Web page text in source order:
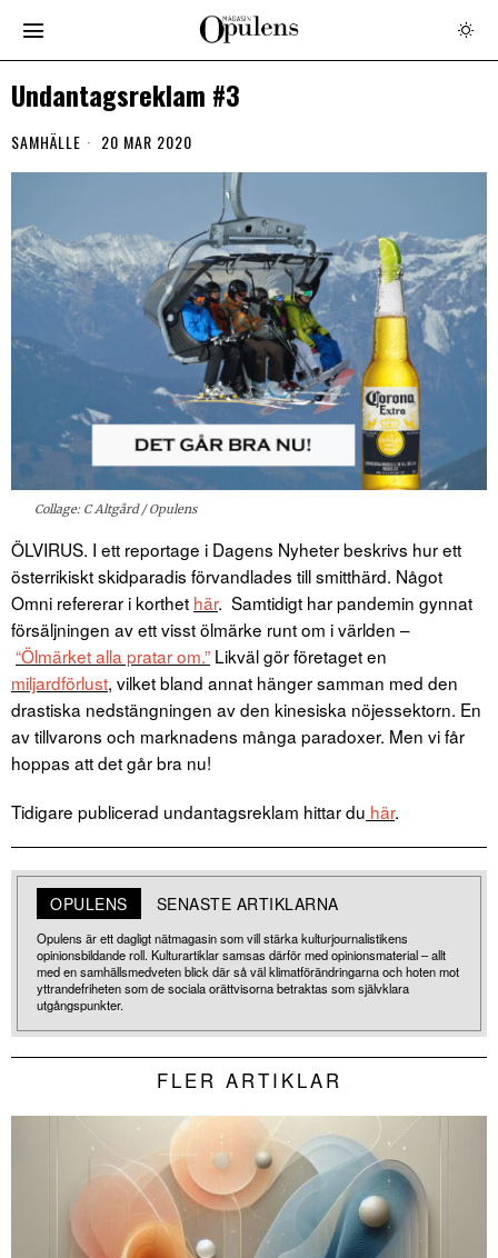
Undantagsreklam #3
SAMHÄLLE 20 MAR 2020
Collage: C Altgård / Opulens
ÖLVIRUS. I ett reportage i Dagens Nyheter beskrivs hur ett
österrikiskt skidparadis förvandlades till smitthärd. Något
Omni refererar i korthet här. Samtidigt har pandemin gynnat
försäljningen av ett visst ölmärke runt om i världen –
“Ölmärket alla pratar om.” Likväl gör företaget en
miljardförlust, vilket bland annat hänger samman med den
drastiska nedstängningen av den kinesiska nöjessektorn. En
av tillvarons och marknadens många paradoxer. Men vi får
hoppas att det går bra nu!
Tidigare publicerad undantagsreklam hittar du här.
OPULENS SENASTE ARTIKLARNA
Opulens är ett dagligt nätmagasin som vill stärka kulturjournalistikens
opinionsbildande roll. Kulturartiklar samsas därför med opinionsmaterial – allt
med en samhällsmedveten blick där så väl klimatförändringarna och hoten mot
yttrandefriheten som de sociala orättvisorna betraktas som självklara
utgångspunkter.
FLER ARTIKLAR